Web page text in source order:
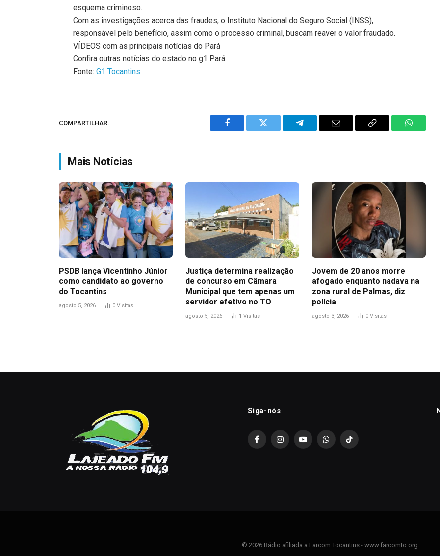
esquema criminoso.
Com as investigações acerca das fraudes, o Instituto Nacional do Seguro Social (INSS),
responsável pelo benefício, assim como o processo criminal, buscam reaver o valor fraudado.
VÍDEOS com as principais notícias do Pará
Confira outras notícias do estado no g1 Pará.
Fonte:G1 Tocantins
COMPARTILHAR.
Facebook Twitter Telegram Email
Copy
Mais Notícias
PSDB lança Vicentinho Júnior
como candidato ao governo
do Tocantins
agosto 5, 2026 0 Visitas
Justiça determina realização
de concurso em Câmara
Municipal que tem apenas um
servidor efetivo no TO
agosto 5, 2026 1 Visitas
Jovem de 20 anos morre
afogado enquanto nadava na
zona rural de Palmas, diz
polícia
agosto 3, 2026 0 Visitas
Siga-nós
FacebookInstagramYouTubeWhatsAppTikTok
© 2026 Rádio afiliada a Farcom Tocantins - www.farcomto.org